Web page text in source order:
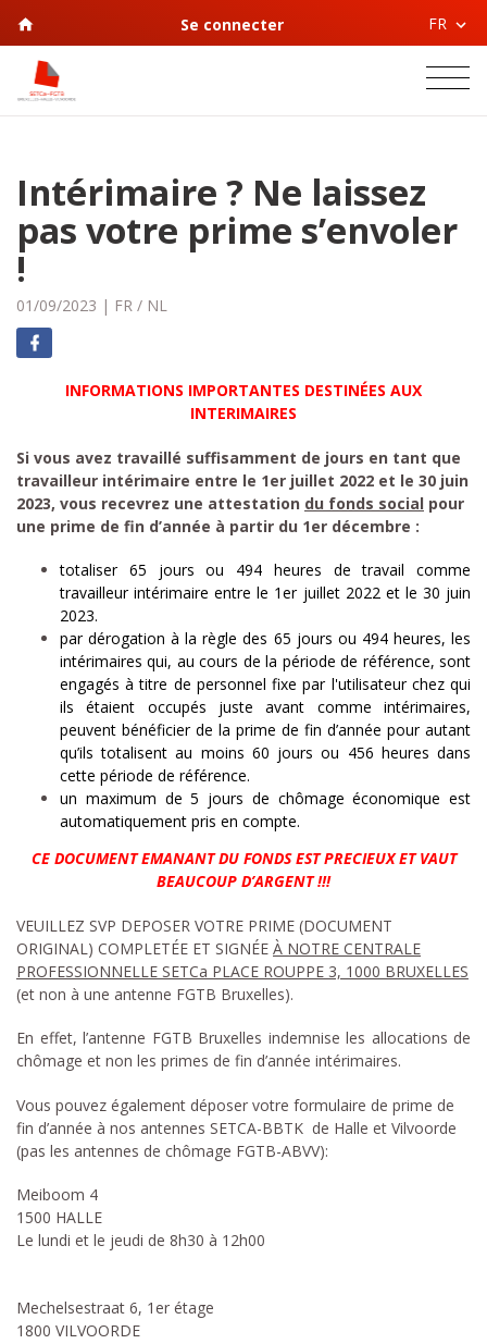
Se connecter FR
Intérimaire ? Ne laissez
pas votre prime s’envoler
!
01/09/2023 | FR / NL
INFORMATIONS IMPORTANTES DESTINÉES AUX
INTERIMAIRES
Si vous avez travaillé suffisamment de jours en tant que
travailleur intérimaire entre le 1er juillet 2022 et le 30 juin
2023, vous recevrez une attestation du fonds social pour
une prime de fin d’année à partir du 1er décembre :
totaliser 65 jours ou 494 heures de travail comme
travailleur intérimaire entre le 1er juillet 2022 et le 30 juin
2023.
par dérogation à la règle des 65 jours ou 494 heures, les
intérimaires qui, au cours de la période de référence, sont
engagés à titre de personnel fixe par l'utilisateur chez qui
ils étaient occupés juste avant comme intérimaires,
peuvent bénéficier de la prime de fin d’année pour autant
qu’ils totalisent au moins 60 jours ou 456 heures dans
cette période de référence.
un maximum de 5 jours de chômage économique est
automatiquement pris en compte.
CE DOCUMENT EMANANT DU FONDS EST PRECIEUX ET VAUT
BEAUCOUP D’ARGENT !!!
VEUILLEZ SVP DEPOSER VOTRE PRIME (DOCUMENT
ORIGINAL) COMPLETÉE ET SIGNÉE À NOTRE CENTRALE
PROFESSIONNELLE SETCa PLACE ROUPPE 3, 1000 BRUXELLES
(et non à une antenne FGTB Bruxelles).
En effet, l’antenne FGTB Bruxelles indemnise les allocations de
chômage et non les primes de fin d’année intérimaires.
Vous pouvez également déposer votre formulaire de prime de
fin d’année à nos antennes SETCA-BBTK de Halle et Vilvoorde
(pas les antennes de chômage FGTB-ABVV):
Meiboom 4
1500 HALLE
Le lundi et le jeudi de 8h30 à 12h00
Mechelsestraat 6, 1er étage
1800 VILVOORDE